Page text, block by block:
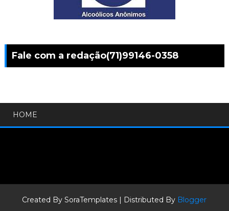
Fale com a redação(71)99146-0358
HOME
Created BySoraTemplates | Distributed By Blogger